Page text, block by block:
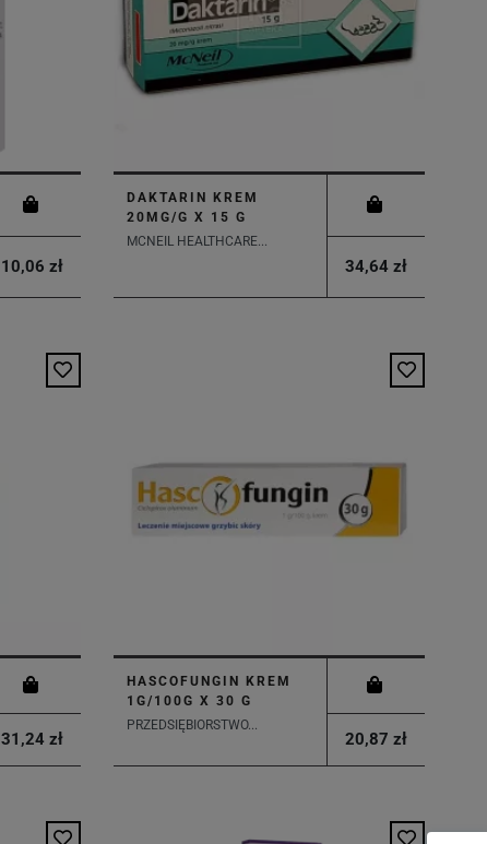
10,06 zł
DAKTARIN KREM
20MG/G X 15 G
MCNEIL HEALTHCARE...
34,64 zł
31,24 zł
HASCOFUNGIN KREM
1G/100G X 30 G
PRZEDSIĘBIORSTWO...
20,87 zł